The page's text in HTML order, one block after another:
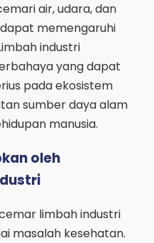
air, udara, dan
memengaruhi
industri
yang dapat
pada ekosistem
sumber daya alam
manusia.
oleh
limbah industri
masalah kesehatan.